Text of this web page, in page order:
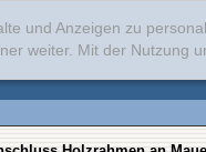
und Anzeigen zu
weiter. Mit der Nutzung